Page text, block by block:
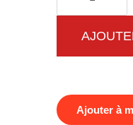
de
Machine
Curl
Unilatéral
Etenon
Ajouter à